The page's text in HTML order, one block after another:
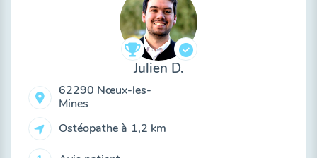
Julien D.
62290 Nœux-les-
Mines
Ostéopathe à 1,2 km